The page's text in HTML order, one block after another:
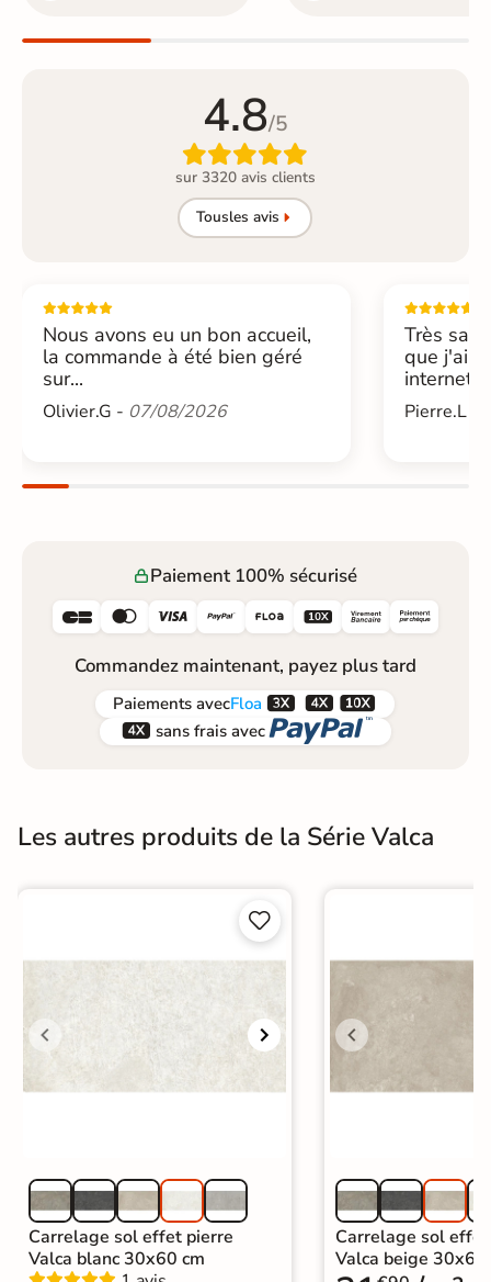
4.8/5

sur 3320 avis clients
Tousles avis
Nous avons eu un bon accueil,
la commande à été bien géré
sur...
Olivier.G - 07/08/2026
Très
que j'ai
internet....
Pierre.L -
Paiement 100% sécurisé
     
Commandez maintenant, payez plus tard
Paiements avecFloa  
 sans frais avec 
Les autres produits de la Série Valca


Carrelage sol effet pierre
Valca blanc 30x60 cm
Carrelage sol
Valca beige 30x60